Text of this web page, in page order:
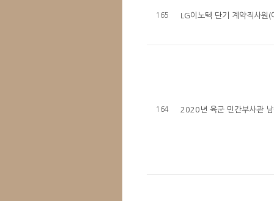
165 LG이노텍 단기 계약직사원
164 2020년 육군 민간부사관